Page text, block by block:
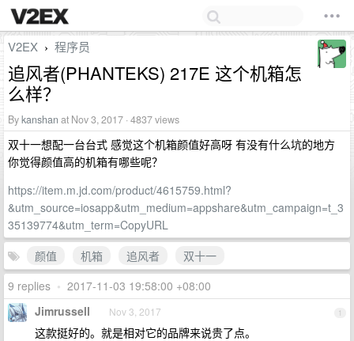
V2EX › 程序员
追风者(PHANTEKS) 217E 这个机箱怎
么样？
Bykanshan at Nov 3, 2017 · 4837 views
双十一想配一台台式 感觉这个机箱颜值好高呀 有没有什么坑的地方
你觉得颜值高的机箱有哪些呢？
https://item.m.jd.com/product/4615759.html?
&utm_source=iosapp&utm_medium=appshare&utm_campaign=t_3
35139774&utm_term=CopyURL
颜值
机箱 追风者
双十一
9 replies • 2017-11-03 19:58:00 +08:00
1
Jimrussell Nov 3, 2017
这款挺好的。就是相对它的品牌来说贵了点。